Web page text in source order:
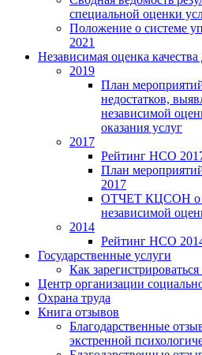
специальной оценки
Положение о системе
2021
Независимая оценка
2019
План
недостатков,
независимой
оказания услуг
2017
Рейтинг НСО
План
2017
ОТЧЕТ КЦСОН о
независимой
2014
Рейтинг НСО
Государственные услуги
Как
Центр организации
Охрана труда
Книга отзывов
Благодарственные
экстренной